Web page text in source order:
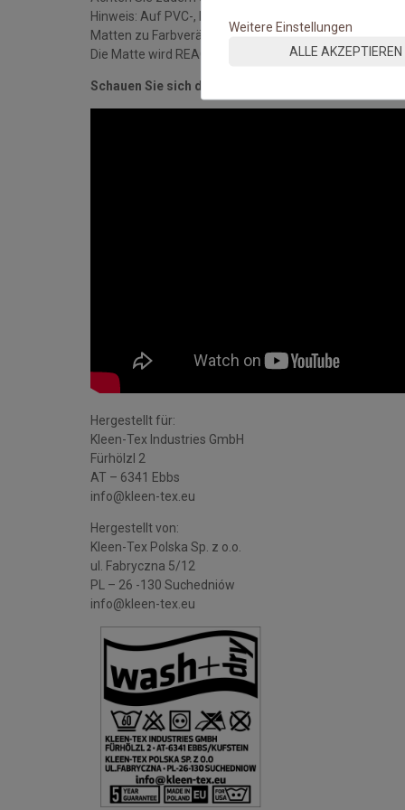
Hinweis: Auf PVC-, Linoleum-, Laminat- und
Matten zu Farbveränderungen der Oberflächen
Die Matte wird REACH-konform und nach DIN ISO
Schauen Sie sich das Video an:
Hergestellt für:
Kleen-Tex Industries GmbH
Fürhölzl 2
AT – 6341 Ebbs
info@kleen-tex.eu
Hergestellt von:
Kleen-Tex Polska Sp. z o.o.
ul. Fabryczna 5/12
PL – 26 -130 Suchedniów
info@kleen-tex.eu
Weitere Einstellungen
ALLE AKZEPTIEREN